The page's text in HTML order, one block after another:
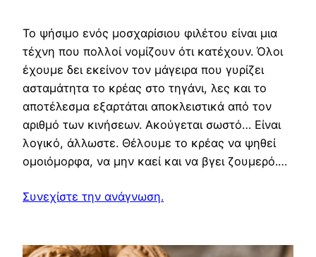
Το ψήσιμο ενός μοσχαρίσιου φιλέτου είναι μια
τέχνη που πολλοί νομίζουν ότι κατέχουν. Όλοι
έχουμε δει εκείνον τον μάγειρα που γυρίζει
ασταμάτητα το κρέας στο τηγάνι, λες και το
αποτέλεσμα εξαρτάται αποκλειστικά από τον
αριθμό των κινήσεων. Ακούγεται σωστό… Είναι
λογικό, άλλωστε. Θέλουμε το κρέας να ψηθεί
ομοιόμορφα, να μην καεί και να βγει ζουμερό.…
Συνεχίστε την ανάγνωση.